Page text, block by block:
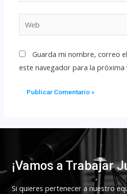
Guarda mi nombre, correo
este navegador para la próxima
¡Vamos a Trabajar
Si quieres pertenecer a nuestro